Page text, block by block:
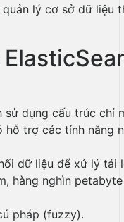
lý cơ sở dữ liệu
sử dụng cấu trúc chỉ
hỗ trợ các tính năng
dữ liệu để xử lý tải
hàng nghìn
pháp (fuzzy).